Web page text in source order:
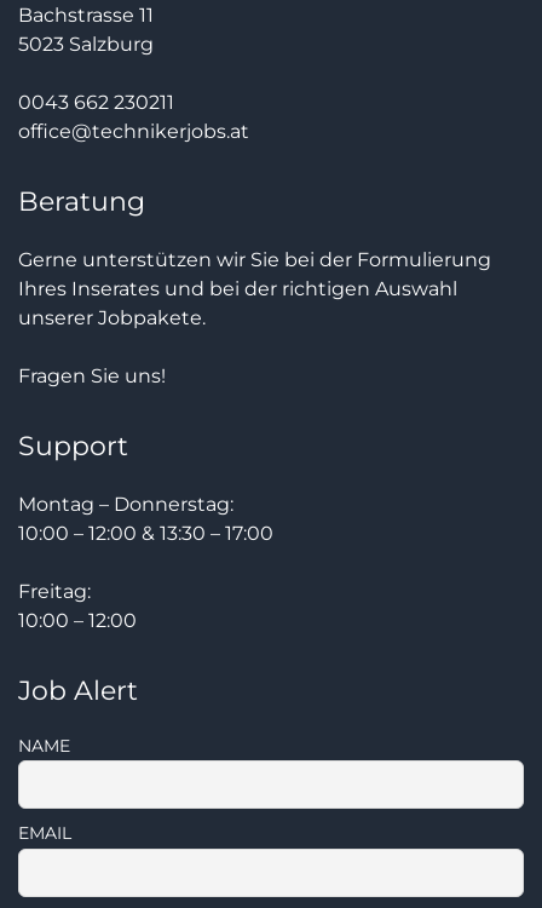
Bachstrasse 11
5023 Salzburg
0043 662 230211
office@technikerjobs.at
Beratung
Gerne unterstützen wir Sie bei der Formulierung
Ihres Inserates und bei der richtigen Auswahl
unserer Jobpakete.
Fragen Sie uns!
Support
Montag – Donnerstag:
10:00 – 12:00 & 13:30 – 17:00
Freitag:
10:00 – 12:00
Job Alert
NAME
EMAIL